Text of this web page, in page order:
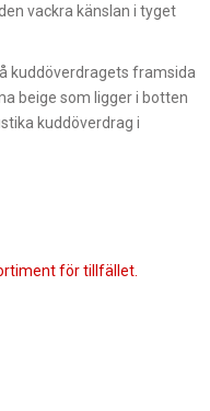
vackra känslan i tyget
kuddöverdragets framsida
beige som ligger i botten
kuddöverdrag i
för tillfället.